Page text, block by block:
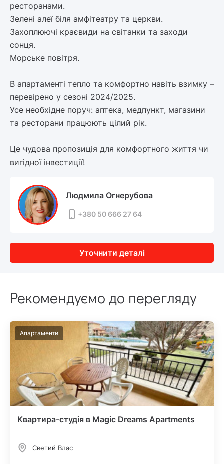
ресторанами.
Зелені алеї біля амфітеатру та церкви.
Захоплюючі краєвиди на світанки та заходи
сонця.
Морське повітря.
В апартаменті тепло та комфортно навіть взимку –
перевірено у сезоні 2024/2025.
Усе необхідне поруч: аптека, медпункт, магазини
та ресторани працюють цілий рік.
Це чудова пропозиція для комфортного життя чи
вигідної інвестиції!
Людмила Огнерубова
+380 50 666 27 64
Уточнити деталі
Рекомендуємо до перегляду
Апартаменти
Квартира-студія в Magic Dreams Apartments
Светий Влас